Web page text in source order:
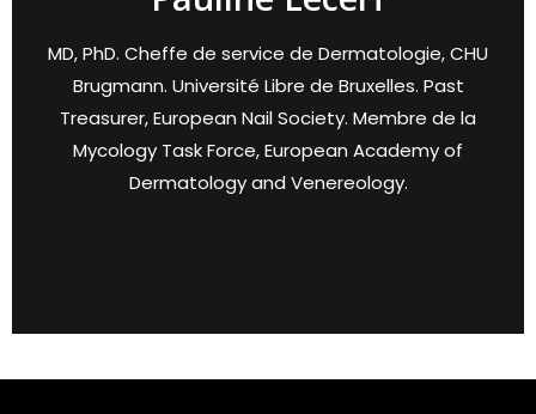
MD, PhD. Cheffe de service de Dermatologie, CHU
Brugmann. Université Libre de Bruxelles. Past
Treasurer, European Nail Society. Membre de la
Mycology Task Force, European Academy of
Dermatology and Venereology.